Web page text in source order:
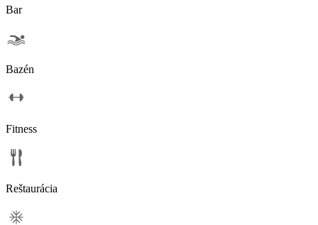
Bar
Bazén
Fitness
Reštaurácia